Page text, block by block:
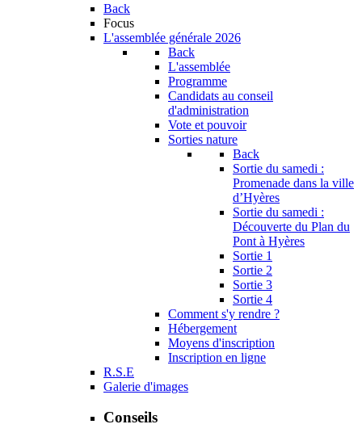
Back
Focus
L'assemblée générale 2026
Back
L'assemblée
Programme
Candidats au conseil
d'administration
Vote et pouvoir
Sorties nature
Back
Sortie du samedi :
Promenade dans la ville
d’Hyères
Sortie du samedi :
Découverte du Plan du
Pont à Hyères
Sortie 1
Sortie 2
Sortie 3
Sortie 4
Comment s'y rendre ?
Hébergement
Moyens d'inscription
Inscription en ligne
R.S.E
Galerie d'images
Conseils